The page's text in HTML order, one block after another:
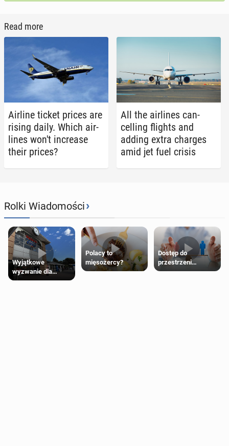
Read more
Airline ticket prices are
rising daily. Which air­
lines won't in­crease
their prices?
All the air­lines can­
celling flights and
adding extra charges
amid jet fuel crisis
Rolki Wiadomości›
Wyjątkowe
wyzwanie dla
posiadaczy kart
Polacy to
mięsożercy?
Dostęp do
przestrzeni
przeznaczonych